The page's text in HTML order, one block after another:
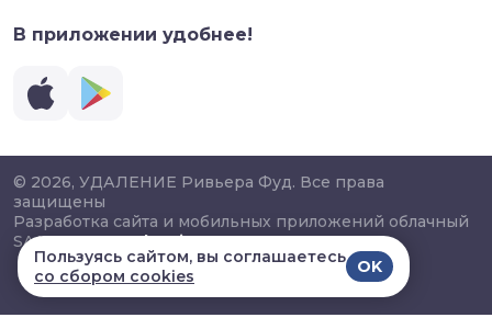
В приложении удобнее!
© 2026, УДАЛЕНИЕ Ривьера Фуд. Все права
защищены
Разработка сайта и мобильных приложений облачный
SAAS сервисSalesKit
Пользуясь сайтом, вы соглашаетесь
со сбором cookies
OK